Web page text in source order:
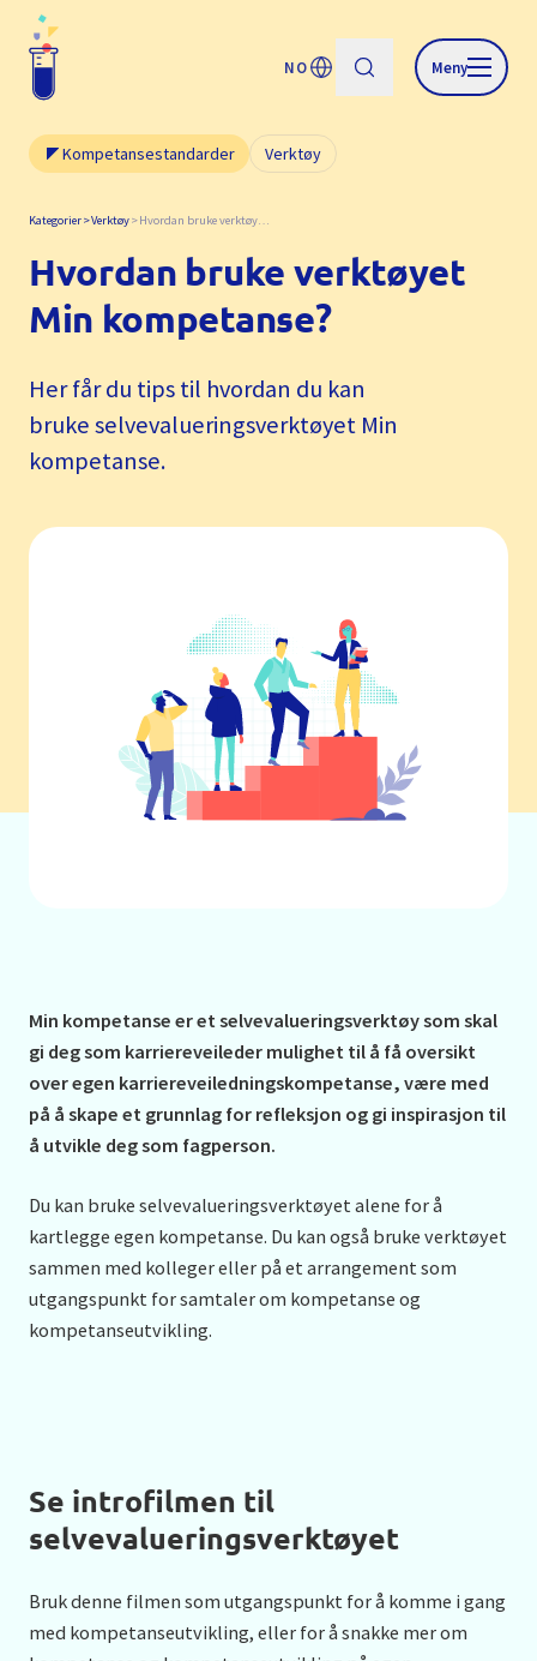
NO Meny
Kompetansestandarder Verktøy
Kategorier Verktøy Hvordan bruke verktøyet Min kompetanse?
Hvordan bruke verktøyet
Min kompetanse?
Her får du tips til hvordan du kan
bruke selvevalueringsverktøyet Min
kompetanse.
Min kompetanse er et selvevalueringsverktøy som skal
gi deg som karriereveileder mulighet til å få oversikt
over egen karriereveiledningskompetanse, være med
på å skape et grunnlag for refleksjon og gi inspirasjon til
å utvikle deg som fagperson.
Du kan bruke selvevalueringsverktøyet alene for å
kartlegge egen kompetanse. Du kan også bruke verktøyet
sammen med kolleger eller på et arrangement som
utgangspunkt for samtaler om kompetanse og
kompetanseutvikling.
Se introfilmen til
selvevalueringsverktøyet
Bruk denne filmen som utgangspunkt for å komme i gang
med kompetanseutvikling, eller for å snakke mer om